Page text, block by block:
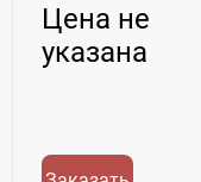
Цена не
указана